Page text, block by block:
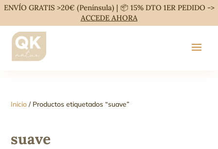
ENVÍO GRATIS >20€ (Península) | 📦 15% DTO 1ER PEDIDO ->
ACCEDE AHORA
Inicio / Productos etiquetados “suave”
suave